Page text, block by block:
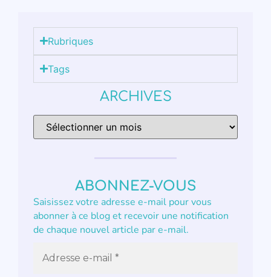
Rubriques
Tags
ARCHIVES
ABONNEZ-VOUS
Saisissez votre adresse e-mail pour vous
abonner à ce blog et recevoir une notification
de chaque nouvel article par e-mail.